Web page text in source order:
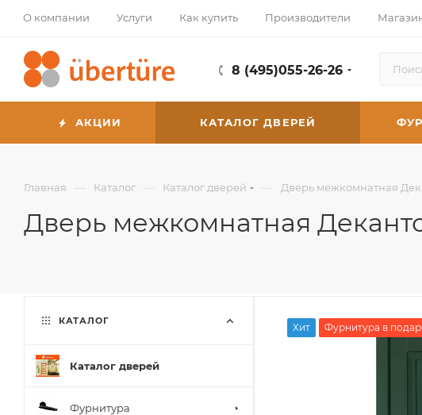
О компании Услуги Как купить Производители
8 (495)055-26-26
АКЦИИ КАТАЛОГ ДВЕРЕЙ
Главная — Каталог — Каталог дверей — Дверь межкомнатная
Дверь межкомнатная
Хит Фурнитура в
КАТАЛОГ
Каталог дверей
Фурнитура